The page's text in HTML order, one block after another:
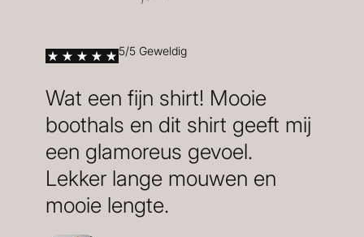
5/5 Geweldig
Wat een fijn shirt! Mooie
boothals en dit shirt geeft mij
een glamoreus gevoel.
Lekker lange mouwen en
mooie lengte.